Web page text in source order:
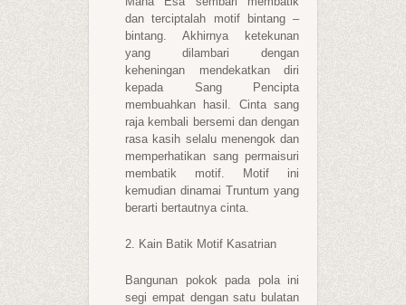
dan terciptalah motif bintang –
bintang. Akhirnya ketekunan
yang dilambari dengan
keheningan mendekatkan diri
kepada Sang Pencipta
membuahkan hasil. Cinta sang
raja kembali bersemi dan dengan
rasa kasih selalu menengok dan
memperhatikan sang permaisuri
membatik motif. Motif ini
kemudian dinamai Truntum yang
berarti bertautnya cinta.
2. Kain Batik Motif Kasatrian
Bangunan pokok pada pola ini
segi empat dengan satu bulatan